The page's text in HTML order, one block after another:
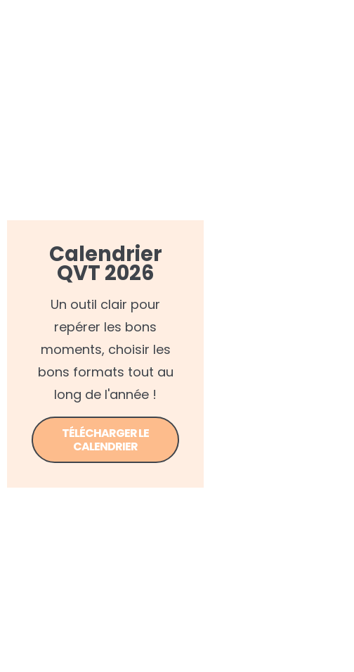
Calendrier
QVT 2026
Un outil clair pour
repérer les bons
moments, choisir les
bons formats tout au
long de l'année !
TÉLÉCHARGER LE
CALENDRIER